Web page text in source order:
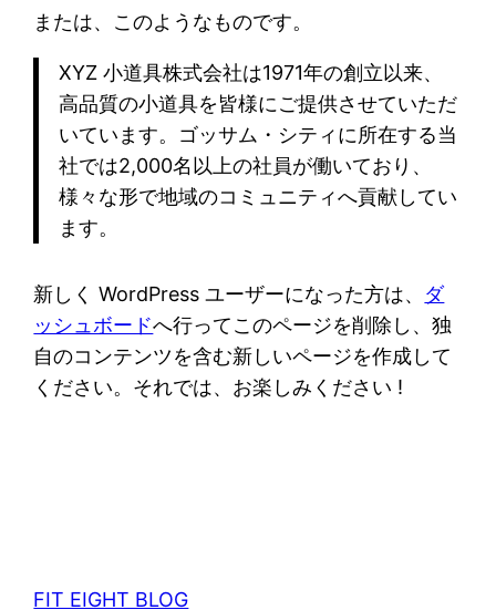
または、このようなものです。
XYZ 小道具株式会社は1971年の創立以来、
高品質の小道具を皆様にご提供させていただ
いています。ゴッサム・シティに所在する当
社では2,000名以上の社員が働いており、
様々な形で地域のコミュニティへ貢献してい
ます。
新しく WordPress ユーザーになった方は、 ダ
ッシュボードへ行ってこのページを削除し、独
自のコンテンツを含む新しいページを作成して
ください。それでは、お楽しみください !
FIT EIGHT BLOG